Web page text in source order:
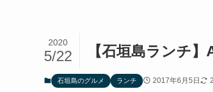
【石垣島ランチ
2020
5/22
石垣島のグルメ ランチ 2017年6月5日